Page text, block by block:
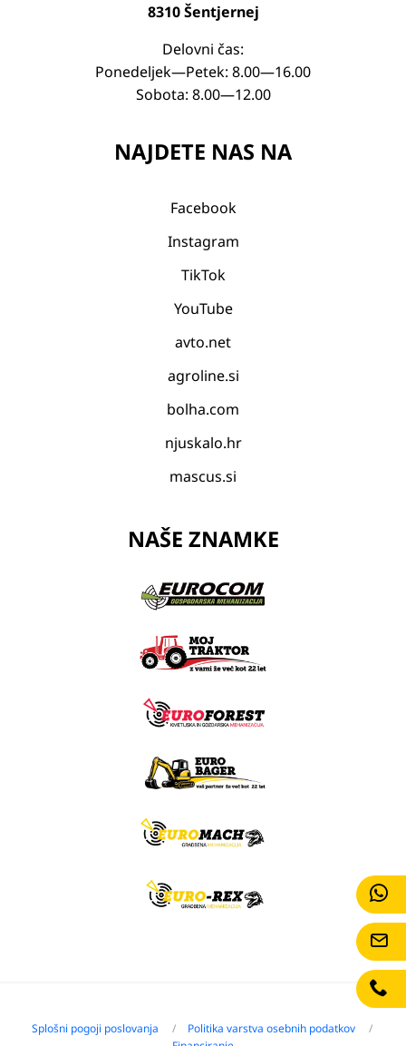
8310 Šentjernej
Delovni čas:
Ponedeljek—Petek: 8.00—16.00
Sobota: 8.00—12.00
NAJDETE NAS NA
Facebook
Instagram
TikTok
YouTube
avto.net
agroline.si
bolha.com
njuskalo.hr
mascus.si
NAŠE ZNAMKE
Splošni pogoji poslovanja
Politika varstva osebnih podatkov